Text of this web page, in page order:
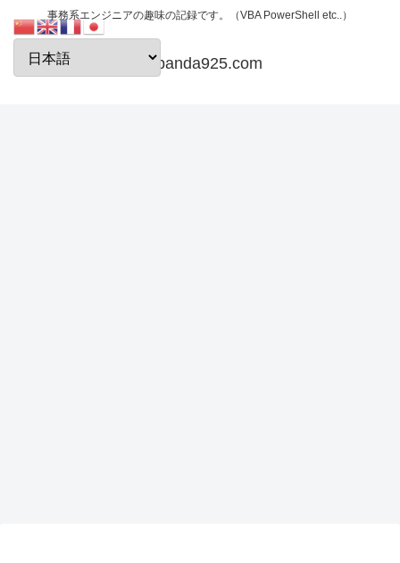
事務系エンジニアの趣味の記録です。（VBA PowerShell etc..）
papanda925.com